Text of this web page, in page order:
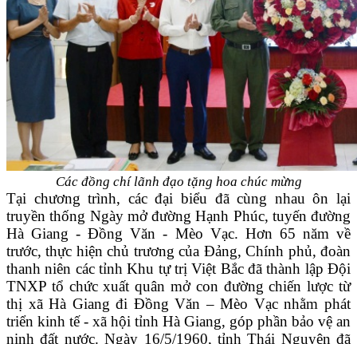
Các đồng chí lãnh đạo tặng hoa chúc mừng
Tại chương trình, các đại biểu đã cùng nhau ôn lại
truyền thống Ngày mở đường Hạnh Phúc, tuyến đường
Hà Giang - Đồng Văn - Mèo Vạc. Hơn 65 năm về
trước, thực hiện chủ trương của Đảng, Chính phủ, đoàn
thanh niên các tỉnh Khu tự trị Việt Bắc đã thành lập Đội
TNXP tổ chức xuất quân mở con đường chiến lược từ
thị xã Hà Giang đi Đồng Văn – Mèo Vạc nhằm phát
triển kinh tế - xã hội tỉnh Hà Giang, góp phần bảo vệ an
ninh đất nước. Ngày 16/5/1960, tỉnh Thái Nguyên đã